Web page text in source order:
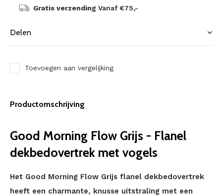
Gratis verzending Vanaf €75,-
Delen
Toevoegen aan vergelijking
Productomschrijving
Good Morning Flow Grijs - Flanel
dekbedovertrek met vogels
Het Good Morning Flow Grijs flanel dekbedovertrek
heeft een charmante, knusse uitstraling met een